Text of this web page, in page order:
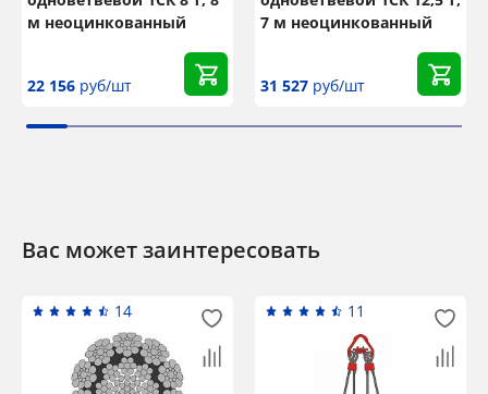
м неоцинкованный
22 156 руб/шт
7 м неоцинкованный
31 527 руб/шт
Вас может заинтересовать
14 11